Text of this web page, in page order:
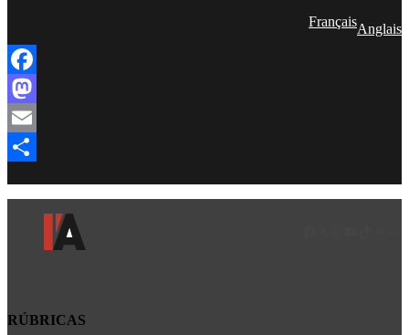
FrançaisAnglais
Facebook
Mastodon
Email
RÚBRICAS